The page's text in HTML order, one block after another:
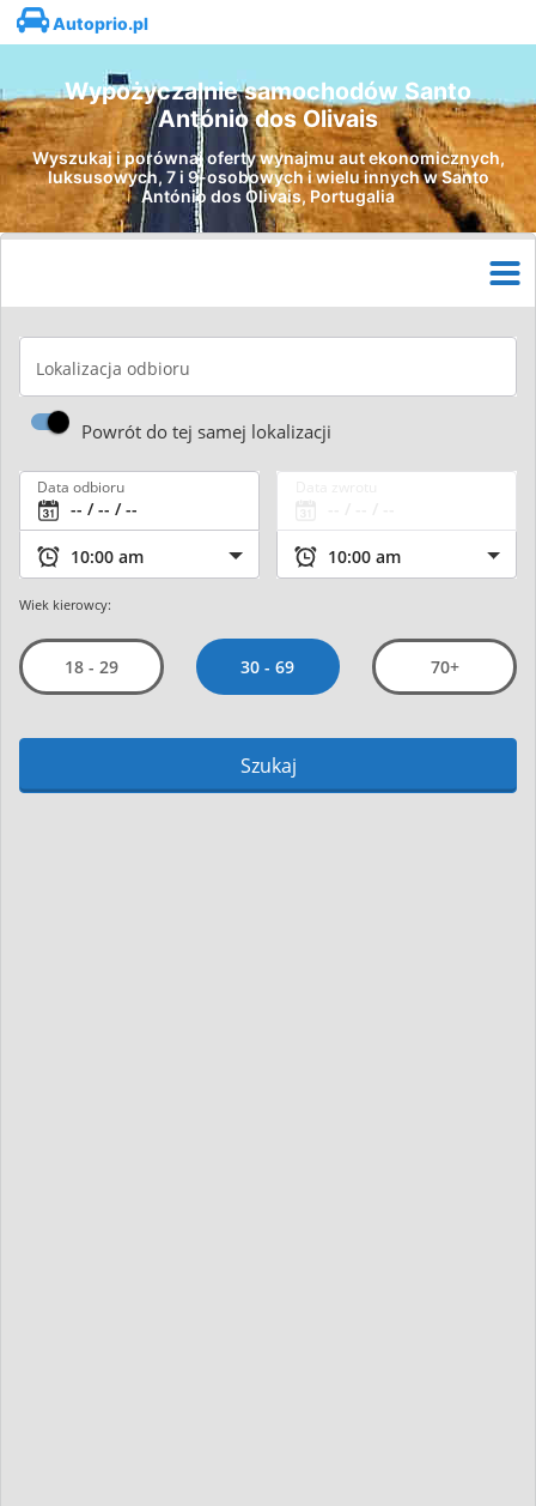
Autoprio.pl
Wypożyczalnie samochodów Santo
António dos Olivais
Wyszukaj i porównaj oferty wynajmu aut ekonomicznych,
luksusowych, 7 i 9-osobowych i wielu innych w Santo
António dos Olivais, Portugalia
Lokalizacja odbioru
Powrót do tej samej lokalizacji
Data odbioru
Wiek kierowcy:
18 - 29 30 - 69 70+
Szukaj